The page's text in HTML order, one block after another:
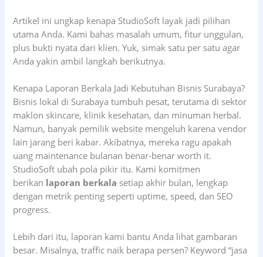
Artikel ini ungkap kenapa StudioSoft layak jadi pilihan
utama Anda. Kami bahas masalah umum, fitur unggulan,
plus bukti nyata dari klien. Yuk, simak satu per satu agar
Anda yakin ambil langkah berikutnya.
Kenapa Laporan Berkala Jadi Kebutuhan Bisnis Surabaya?
Bisnis lokal di Surabaya tumbuh pesat, terutama di sektor
maklon skincare, klinik kesehatan, dan minuman herbal.
Namun, banyak pemilik website mengeluh karena vendor
lain jarang beri kabar. Akibatnya, mereka ragu apakah
uang maintenance bulanan benar-benar worth it.
StudioSoft ubah pola pikir itu. Kami komitmen
berikan laporan berkala setiap akhir bulan, lengkap
dengan metrik penting seperti uptime, speed, dan SEO
progress.
Lebih dari itu, laporan kami bantu Anda lihat gambaran
besar. Misalnya, traffic naik berapa persen? Keyword “jasa